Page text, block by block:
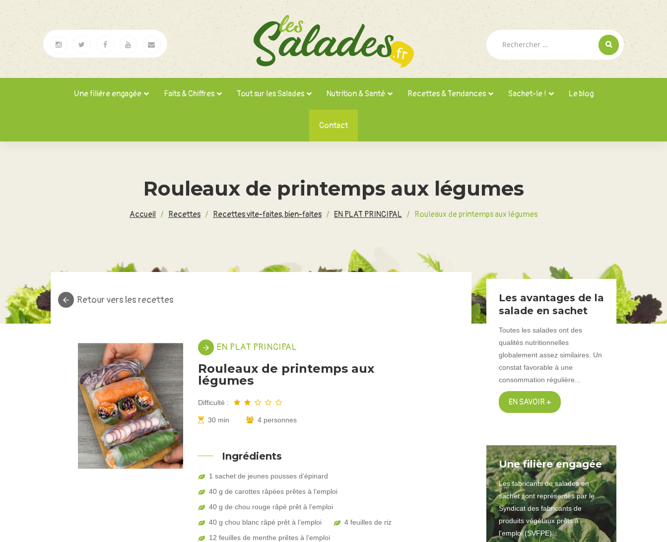
Rechercher :
Une filière engagée Faits & Chiffres Tout sur les Salades Nutrition & Santé Recettes & Tendances Sachet-le ! Le blog
Contact
Rouleaux de printemps aux légumes
Accueil / Recettes / Recettes vite-faites, bien-faites / EN PLAT PRINCIPAL / Rouleaux de printemps aux légumes
Retour vers les recettes
EN PLAT PRINCIPAL
Rouleaux de printemps aux
légumes
Difficulté :
30 min 4 personnes
Ingrédients
1 sachet de jeunes pousses d’épinard
40 g de carottes râpées prêtes à l’emploi
40 g de chou rouge râpé prêt à l’emploi
40 g chou blanc râpé prêt à l’emploi
4 feuilles de riz
12 feuilles de menthe prêtes à l’emploi
Les avantages de la
salade en sachet
Toutes les salades ont des
qualités nutritionnelles
globalement assez similaires. Un
constat favorable à une
consommation régulière...
EN SAVOIR +
Une filière engagée
Les fabricants de salades en
sachet sont représentés par le
Syndicat des fabricants de
produits végétaux prêts à
l’emploi (SVFPE)...